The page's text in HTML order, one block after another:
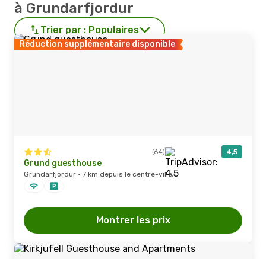
à Grundarfjordur
Trier par : Populaires
Réduction supplémentaire disponible
(64) 4,5
Grund guesthouse
Grundarfjordur · 7 km depuis le centre-ville
Montrer les prix